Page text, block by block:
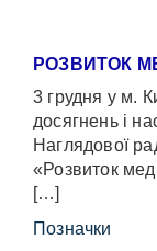
РОЗВИТОК
3 грудня у м.
досягнень і
Наглядової
«Розвиток
[…]
Позначки